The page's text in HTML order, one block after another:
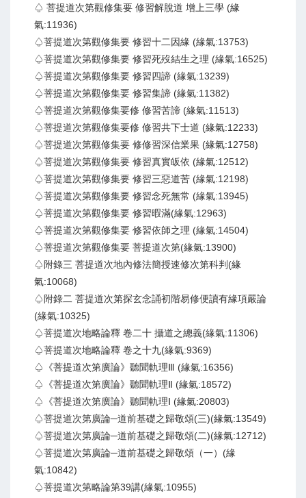
♤ 菩提道次第觀修集要 修習解脫道 增上三學 (緣
氣:11936)
♤菩提道次第觀修集要 修習十二因緣 (緣氣:13753)
♤菩提道次第觀修集要 修習死歿結生之理 (緣氣:16525)
♤菩提道次第觀修集要 修習四諦 (緣氣:13239)
♤菩提道次第觀修集要 修習集諦 (緣氣:11382)
♤菩提道次第觀修集要修 修習苦諦 (緣氣:11513)
♤菩提道次第觀修集要修 修習共下士道 (緣氣:12233)
♤菩提道次第觀修集要 修修習深信業果 (緣氣:12758)
♤菩提道次第觀修集要 修習真實皈依 (緣氣:12512)
♤菩提道次第觀修集要 修習三惡道苦 (緣氣:12198)
♤菩提道次第觀修集要 修習念死無常 (緣氣:13945)
♤菩提道次第觀修集要 修習暇滿(緣氣:12963)
♤菩提道次第觀修集要 修習依師之理 (緣氣:14504)
♤菩提道次第觀修集要 菩提道次第(緣氣:13900)
♤附錄三 菩提道次地內修法簡授速修次第科判(緣
氣:10068)
♤附錄二 菩提道次第探玄念誦初階易修便讀有緣項嚴論
(緣氣:10325)
♤菩提道次地略論釋 卷二十 攝道之總義(緣氣:11306)
♤菩提道次地略論釋 卷之十九(緣氣:9369)
♤《菩提道次第廣論》聽聞軌理Ⅲ (緣氣:16356)
♤《菩提道次第廣論》聽聞軌理Ⅱ (緣氣:18572)
♤《菩提道次第廣論》聽聞軌理Ⅰ (緣氣:20803)
♤菩提道次第廣論─道前基礎之歸敬頌(三)(緣氣:13549)
♤菩提道次第廣論─道前基礎之歸敬頌(二)(緣氣:12712)
♤菩提道次第廣論─道前基礎之歸敬頌（一）(緣
氣:10842)
♤菩提道次第略論第39講(緣氣:10955)